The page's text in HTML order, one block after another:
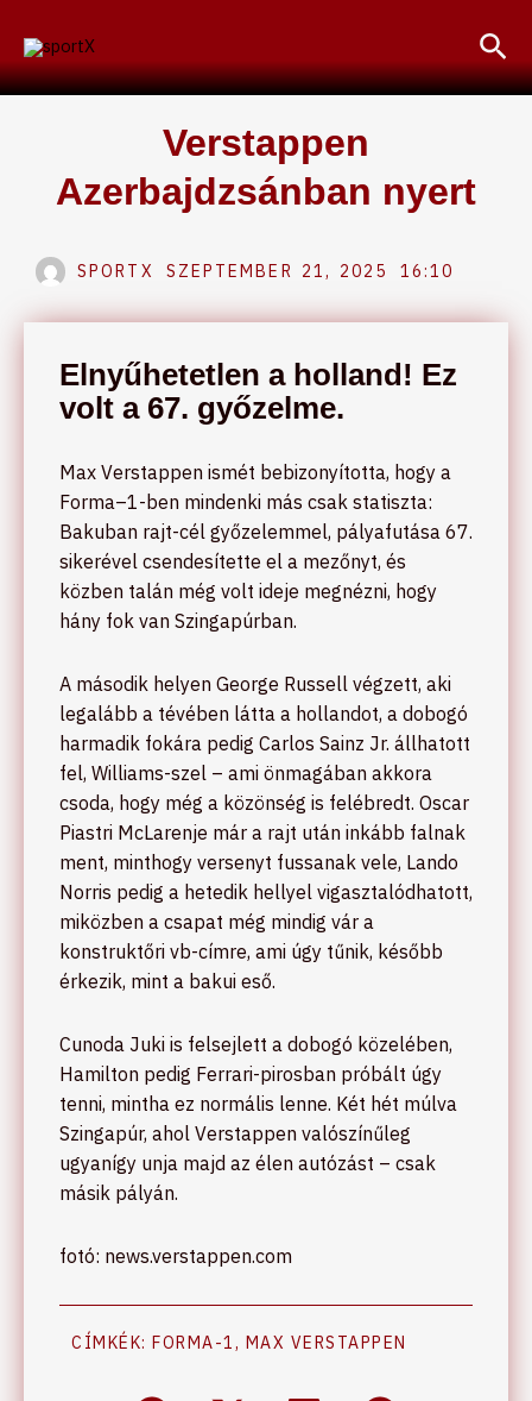
content
Verstappen
Azerbajdzsánban nyert
SPORTX SZEPTEMBER 21, 2025 16:10
Elnyűhetetlen a holland! Ez
volt a 67. győzelme.
Max Verstappen ismét bebizonyította, hogy a
Forma–1-ben mindenki más csak statiszta:
Bakuban rajt-cél győzelemmel, pályafutása 67.
sikerével csendesítette el a mezőnyt, és
közben talán még volt ideje megnézni, hogy
hány fok van Szingapúrban.
A második helyen George Russell végzett, aki
legalább a tévében látta a hollandot, a dobogó
harmadik fokára pedig Carlos Sainz Jr. állhatott
fel, Williams-szel – ami önmagában akkora
csoda, hogy még a közönség is felébredt. Oscar
Piastri McLarenje már a rajt után inkább falnak
ment, minthogy versenyt fussanak vele, Lando
Norris pedig a hetedik hellyel vigasztalódhatott,
miközben a csapat még mindig vár a
konstruktőri vb-címre, ami úgy tűnik, később
érkezik, mint a bakui eső.
Cunoda Juki is felsejlett a dobogó közelében,
Hamilton pedig Ferrari-pirosban próbált úgy
tenni, mintha ez normális lenne. Két hét múlva
Szingapúr, ahol Verstappen valószínűleg
ugyanígy unja majd az élen autózást – csak
másik pályán.
fotó: news.verstappen.com
CÍMKÉK: FORMA-1, MAX VERSTAPPEN